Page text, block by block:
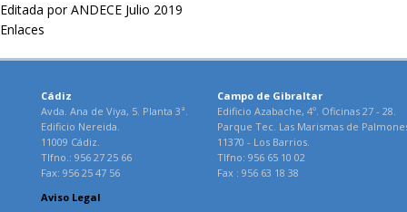
Editada por ANDECE Julio 2019
Enlaces
Cádiz
Avda. Ana de Viya, 5. Planta 3ª.
Edificio Nereida.
11009 Cádiz.
Tlfno.: 956 27 25 66
Fax: 956 25 47 56
Campo de Gibraltar
Edificio Azabache, 4º. Oficinas 27 - 28.
Parque Tec. Las Marismas de
11370 - Los Barrios.
Tlfno: 956 65 10 02
Fax : 956 63 18 38
Aviso Legal